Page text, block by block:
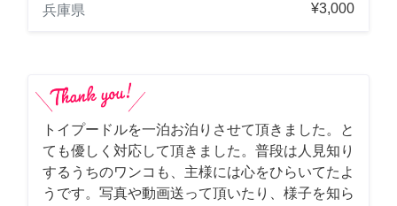
兵庫県
¥3,000
トイプードルを一泊お泊りさせて頂きました。と
ても優しく対応して頂きました。普段は人見知り
するうちのワンコも、主様には心をひらいてたよ
うです。写真や動画送って頂いたり、様子を知ら